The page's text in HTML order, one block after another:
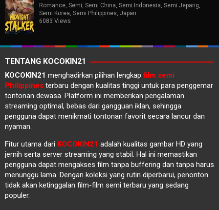
Romance, Semi, Semi China, Semi Indonesia, Semi Jepang,
Semi Korea, Semi Philippines, Japan
6083 Views
TENTANG KOCOKIN21
KOCOKIN21 menghadirkan pilihan lengkapfilm semi
Philippines terbaru dengan kualitas tinggi untuk para penggemar
tontonan dewasa. Platform ini memberikan pengalaman
streaming optimal, bebas dari gangguan iklan, sehingga
pengguna dapat menikmati tontonan favorit secara lancur dan
nyaman.
Fitur utama dari KOCOKIN21 adalah kualitas gambar HD yang
jernih serta server streaming yang stabil. Hal ini memastikan
pengguna dapat mengakses film tanpa buffering dan tanpa harus
menunggu lama. Dengan koleksi yang rutin diperbarui, penonton
tidak akan ketinggalan film-film semi terbaru yang sedang
populer.